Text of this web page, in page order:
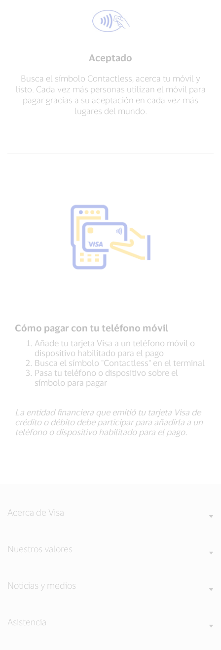
Aceptado
Busca el símbolo Contactless, acerca tu móvil y
listo. Cada vez más personas utilizan el móvil para
pagar gracias a su aceptación en cada vez más
lugares del mundo.
Cómo pagar con tu teléfono móvil
Añade tu tarjeta Visa a un teléfono móvil o
dispositivo habilitado para el pago
Busca el símbolo "Contactless" en el terminal
Pasa tu teléfono o dispositivo sobre el
símbolo para pagar
La entidad financiera que emitió tu tarjeta Visa de
crédito o débito debe participar para añadirla a un
teléfono o dispositivo habilitado para el pago.
Acerca de Visa
Nuestros valores
Noticias y medios
Asistencia